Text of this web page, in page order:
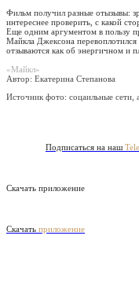
Фильм получил разные отызывы:
интереснее проверить, с какой
Еще одним аргументом в пользу
Майкла Джексона
отзываются как об энергичном и
«Майкл»
Автор: Екатерина Степанова
Источник фото: соцаильные сети,
Подписаться на наш
Скачать приложение
Скачать приложение